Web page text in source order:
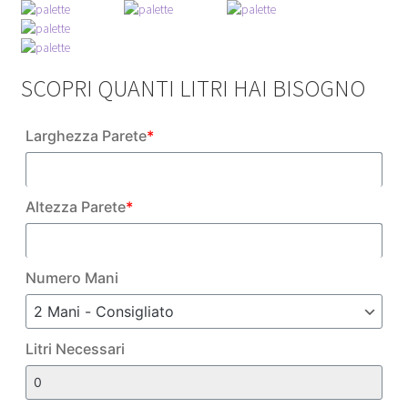
133,00 €
SCOPRI QUANTI LITRI HAI BISOGNO
Larghezza Parete*
Altezza Parete*
Numero Mani
R
e
Litri Necessari